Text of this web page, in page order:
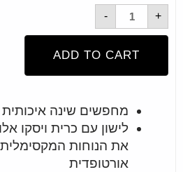
- +
ADD TO CART
מחפשים שינה איכותית
לישון עם כרית ויסקו
את הנוחות
אורטופדית